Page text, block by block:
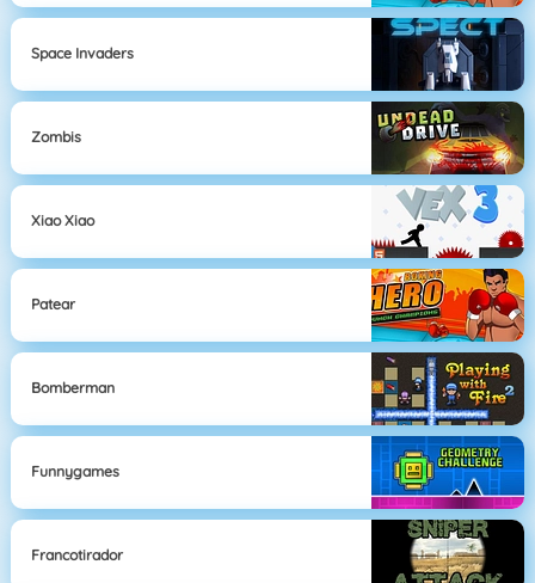
Space Invaders
Zombis
Xiao Xiao
Patear
Bomberman
Funnygames
Francotirador